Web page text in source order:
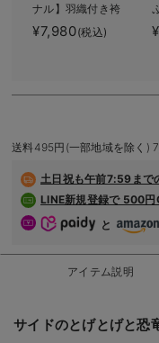
ナル】羽織付き袴
ロンパース 男の
¥7,980(税込)
送料495円(一部地域を除く)
土日祝も午前7:59まで
LINE新規登録で 500円
と
アイテム説明
サイドのとげとげと恐